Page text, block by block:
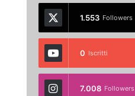
1.553 Followers
0 Iscritti
7.008 Followers